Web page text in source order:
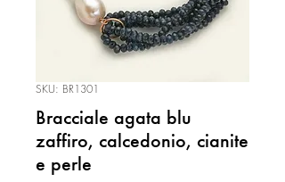
SKU: BR1301
Bracciale agata blu
zaffiro, calcedonio, cianite
e perle